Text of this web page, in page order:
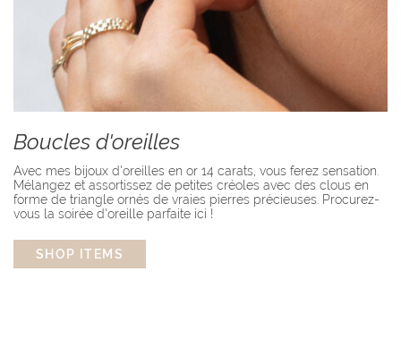
Boucles d'oreilles
Avec mes bijoux d'oreilles en or 14 carats, vous ferez sensation.
Mélangez et assortissez de petites créoles avec des clous en
forme de triangle ornés de vraies pierres précieuses. Procurez-
vous la soirée d'oreille parfaite ici !
SHOP ITEMS